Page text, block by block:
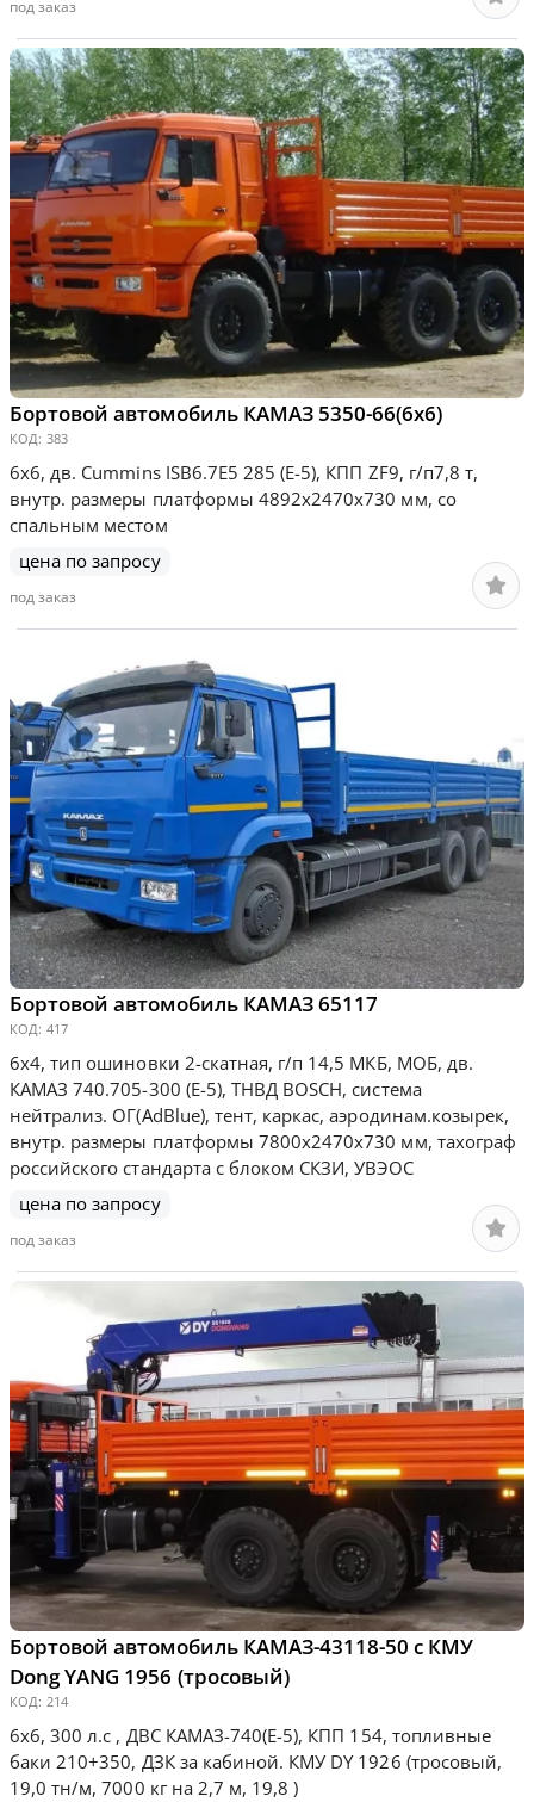
под заказ
Бортовой автомобиль КАМАЗ 5350-66(6х6)
КОД: 383
6х6, дв. Cummins ISB6.7E5 285 (Е-5), КПП ZF9, г/п7,8 т,
внутр. размеры платформы 4892х2470х730 мм, со
спальным местом
цена по запросу
под заказ
Бортовой автомобиль КАМАЗ 65117
КОД: 417
6х4, тип ошиновки 2-скатная, г/п 14,5 МКБ, МОБ, дв.
КАМАЗ 740.705-300 (Е-5), ТНВД BOSCH, система
нейтрализ. ОГ(AdBlue), тент, каркас, аэродинам.козырек,
внутр. размеры платформы 7800х2470х730 мм, тахограф
российского стандарта с блоком СКЗИ, УВЭОС
цена по запросу
под заказ
Бортовой автомобиль КАМАЗ-43118-50 с КМУ
Dong YANG 1956 (тросовый)
КОД: 214
6х6, 300 л.с , ДВС КАМАЗ-740(E-5), КПП 154, топливные
баки 210+350, ДЗК за кабиной. КМУ DY 1926 (тросовый,
19,0 тн/м, 7000 кг на 2,7 м, 19,8 )